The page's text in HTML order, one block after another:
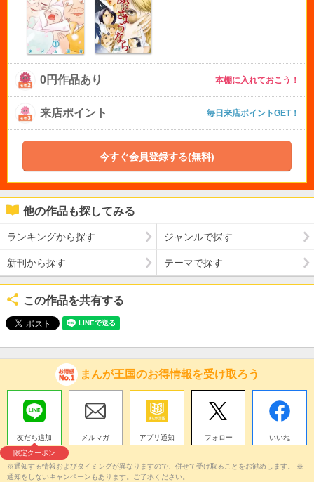
0円作品あり 本棚に入れておこう！
来店ポイント 毎日来店ポイントGET！
今すぐ会員登録する(無料)
他の作品も探してみる
ランキングから探す ジャンルで探す
新刊から探す テーマで探す
この作品を共有する
まんが王国のお得情報を受け取ろう
友だち追加
限定クーポン
メルマガ アプリ通知 フォロー いいね
※通知する情報およびタイミングが異なりますので、併せて受け取ることをお勧めします。 ※
通知をしないキャンペーンもあります。ご了承ください。